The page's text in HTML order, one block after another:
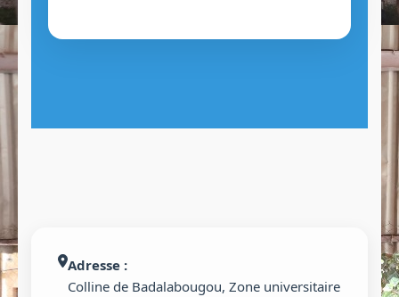
Adresse :
Colline de Badalabougou, Zone universitaire